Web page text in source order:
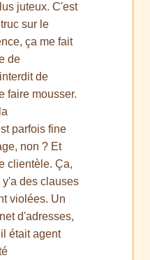
juteux. C'est
sur le
ça me fait
de
de
faire mousser.
parfois fine
non ? Et
clientèle. Ça,
des clauses
violées. Un
d'adresses,
était agent